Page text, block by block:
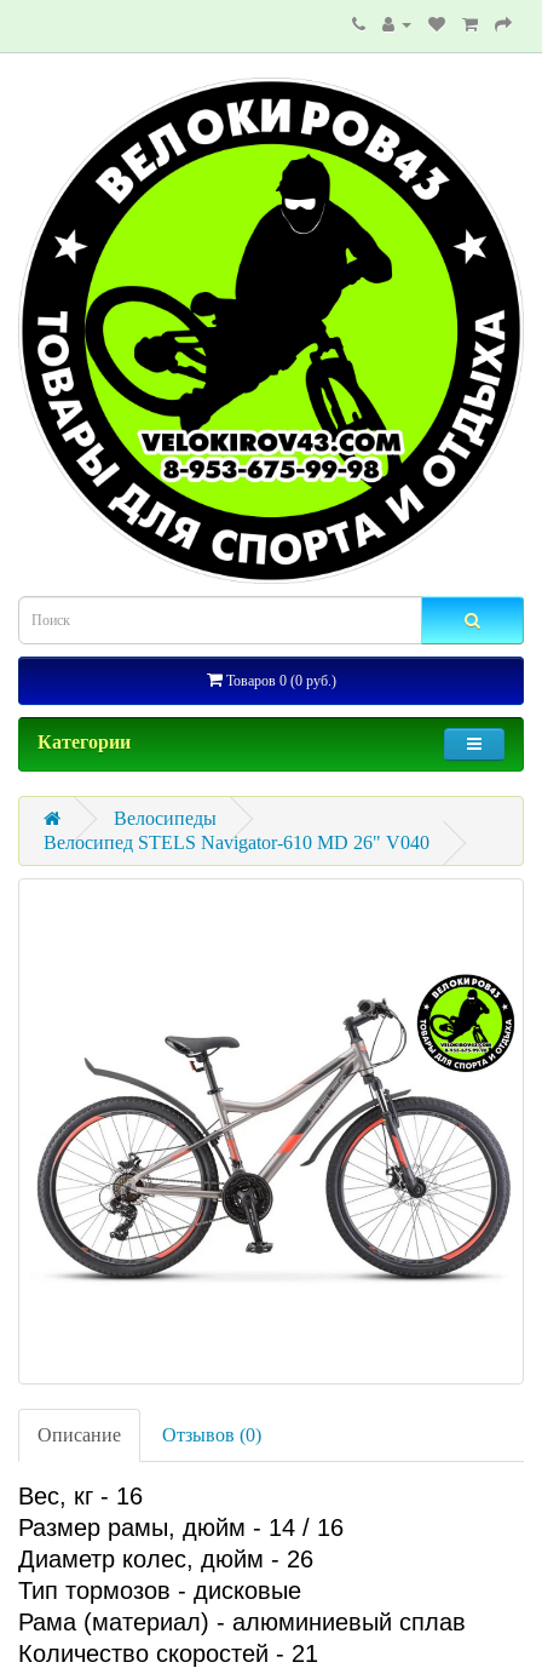
Товаров 0 (0 руб.)
Категории
Велосипеды
Велосипед STELS Navigator-610 MD 26" V040
Описание Отзывов (0)
Вес, кг - 16
Размер рамы, дюйм - 14 / 16
Диаметр колес, дюйм - 26
Тип тормозов - дисковые
Рама (материал) - алюминиевый сплав
Количество скоростей - 21